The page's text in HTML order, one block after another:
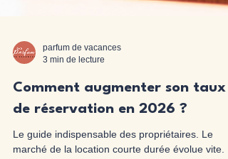
3 min de lecture
de réservation en 2026 ?